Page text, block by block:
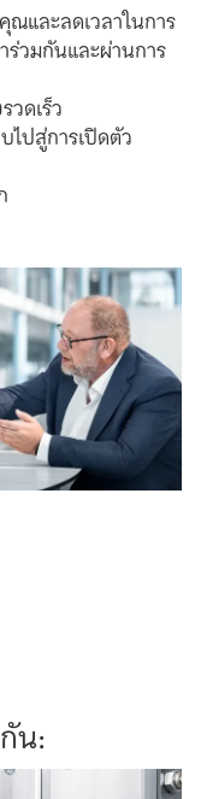
และลดเวลาในการ
วมกันและผ่านการ
วดเร็ว
ไปสู่การเปิดตัว
น: